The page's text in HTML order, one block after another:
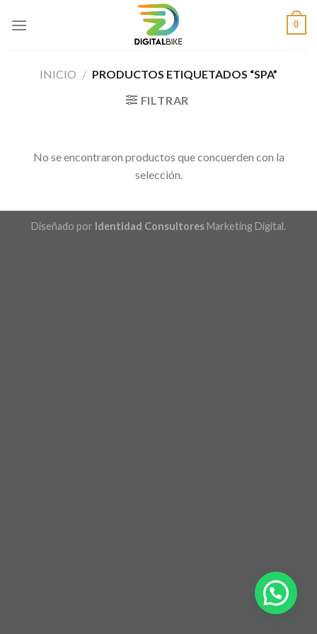
0
INICIO / PRODUCTOS ETIQUETADOS “SPA”
FILTRAR
No se encontraron productos que concuerden con la
selección.
Diseñado por Identidad Consultores Marketing Digital.